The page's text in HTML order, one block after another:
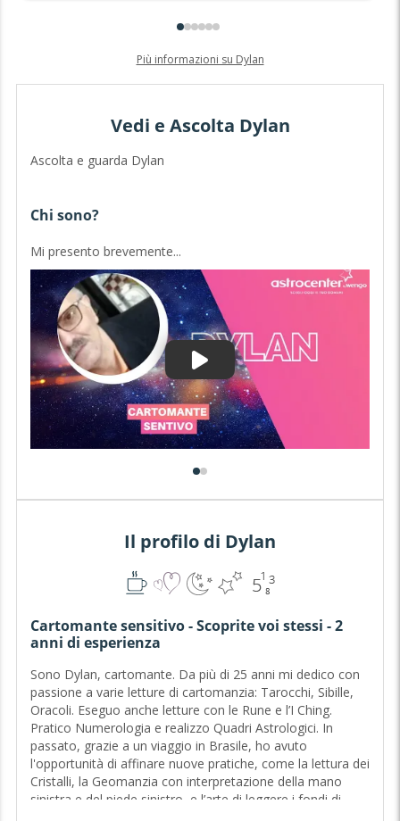
Più informazioni su Dylan
Vedi e Ascolta Dylan
Ascolta e guarda Dylan
Chi sono?
Mi presento brevemente...
Il profilo di Dylan
Cartomante sensitivo - Scoprite voi stessi - 2
anni di esperienza
Sono Dylan, cartomante. Da più di 25 anni mi dedico con
passione a varie letture di cartomanzia: Tarocchi, Sibille,
Oracoli. Eseguo anche letture con le Rune e l’I Ching.
Pratico Numerologia e realizzo Quadri Astrologici. In
passato, grazie a un viaggio in Brasile, ho avuto
l'opportunità di affinare nuove pratiche, come la lettura dei
Cristalli, la Geomanzia con interpretazione della mano
sinistra e del piede sinistro, e l’arte di leggere i fondi di